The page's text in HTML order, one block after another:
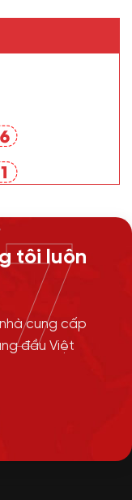
tôi luôn
cung cấp
đầu Việt